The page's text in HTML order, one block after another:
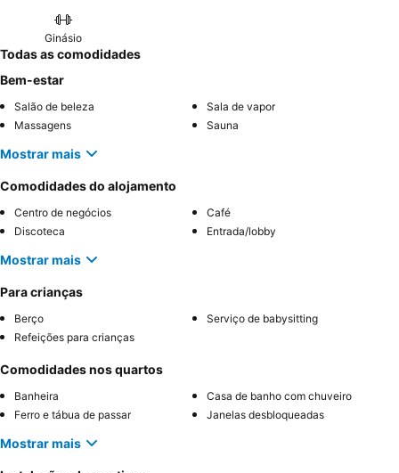
Ginásio
Todas as comodidades
Bem-estar
Salão de beleza
Sala de vapor
Massagens
Sauna
Mostrar mais
Comodidades do alojamento
Centro de negócios
Café
Discoteca
Entrada/lobby
Mostrar mais
Para crianças
Berço
Serviço de babysitting
Refeições para crianças
Comodidades nos quartos
Banheira
Casa de banho com chuveiro
Ferro e tábua de passar
Janelas desbloqueadas
Mostrar mais